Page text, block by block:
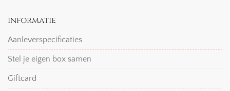
informatie
Aanleverspecificaties
Stel je eigen box samen
Giftcard